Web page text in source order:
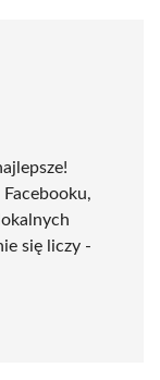
Facebooku,
się liczy -